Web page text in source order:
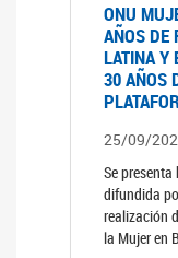
ONU
AÑOS DE
LATINA Y
30 AÑOS
25/09/
Se
difundida
realización
la Mujer en